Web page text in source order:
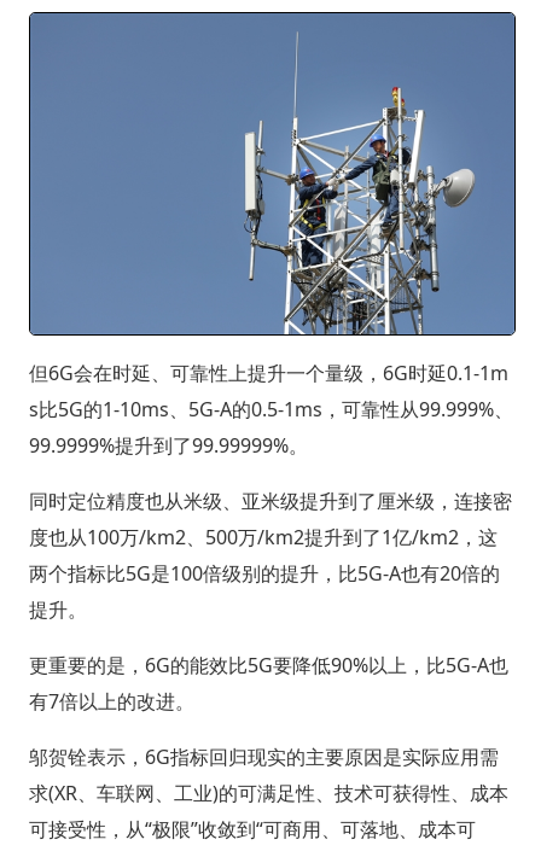
但6G会在时延、可靠性上提升一个量级，6G时延0.1-1m
s比5G的1-10ms、5G-A的0.5-1ms，可靠性从99.999%、
99.9999%提升到了99.99999%。
同时定位精度也从米级、亚米级提升到了厘米级，连接密
度也从100万/km2、500万/km2提升到了1亿/km2，这
两个指标比5G是100倍级别的提升，比5G-A也有20倍的
提升。
更重要的是，6G的能效比5G要降低90%以上，比5G-A也
有7倍以上的改进。
邬贺铨表示，6G指标回归现实的主要原因是实际应用需
求(XR、车联网、工业)的可满足性、技术可获得性、成本
可接受性，从“极限”收敛到“可商用、可落地、成本可